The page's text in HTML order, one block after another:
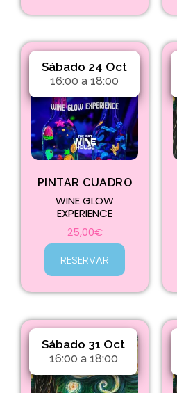
Sábado 24 Oct
16:00 a 18:00
PINTAR CUADRO
WINE GLOW
EXPERIENCE
25,00€
RESERVAR
Sábado 31 Oct
16:00 a 18:00